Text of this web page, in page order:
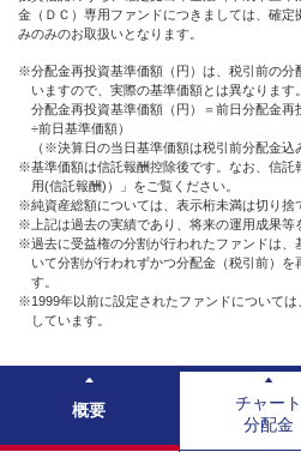
金（ＤＣ）専用ファンドにつきましては、確
みのみのお取扱いとなります。
※分配金再投資基準価額（円）は、税引前の分
いますので、実際の基準価額とは異なります。
分配金再投資基準価額（円）＝前日分配金
÷前日基準価額）
（※決算日の当日基準価額は税引前分配金込
※基準価額は信託報酬控除後です。なお、信託
用(信託報酬)）」をご覧ください。
※純資産総額については、表示桁未満は切り捨
※上記は過去の実績であり、将来の運用成果等
※過去に受益権の分割が行われたファンドは、
いて分割が行われずかつ分配金（税引前）
す。
※1999年以前に設定されたファンドについて
しています。
概要
チャート
分配金